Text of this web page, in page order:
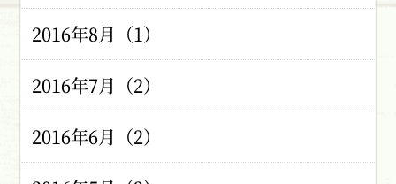
2016年8月（1）
2016年7月（2）
2016年6月（2）